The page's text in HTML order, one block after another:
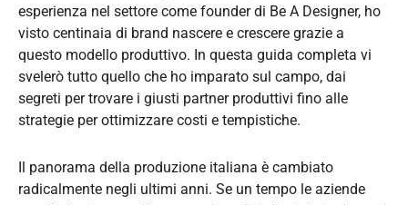
esperienza nel settore come founder di Be A Designer, ho
visto centinaia di brand nascere e crescere grazie a
questo modello produttivo. In questa guida completa vi
svelerò tutto quello che ho imparato sul campo, dai
segreti per trovare i giusti partner produttivi fino alle
strategie per ottimizzare costi e tempistiche.
Il panorama della produzione italiana è cambiato
radicalmente negli ultimi anni. Se un tempo le aziende